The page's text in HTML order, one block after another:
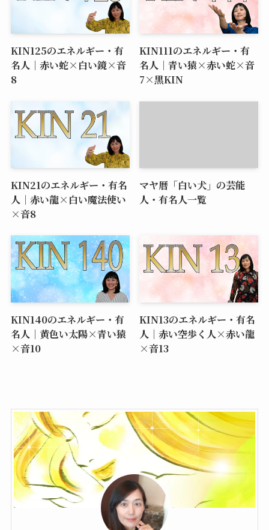
関連記事
KIN122のエネルギー・有
5
4
KIN125のエネルギー・有
名人｜赤い蛇×白い鏡×音
8
KIN111のエネルギー・有
名人｜青い猿×赤い蛇×音
7×黒KIN
KIN21のエネルギー・有名
人｜赤い龍×白い魔法使い
×音8
マヤ暦「白い犬」の芸能
人・有名人一覧